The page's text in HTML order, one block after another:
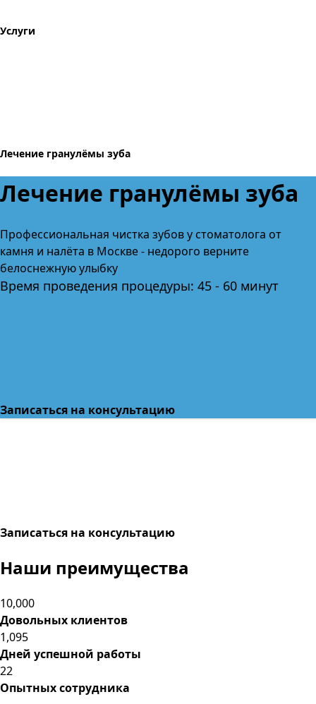
Услуги
Лечение гранулёмы зуба
Лечение гранулёмы зуба
Профессиональная чистка зубову стоматолога от
камня и налёта в Москве- недорого верните
белоснежную улыбку
Время проведения процедуры: 45 - 60 минут
Записаться на консультацию
Записаться на консультацию
Наши преимущества
10,000
Довольных клиентов
1,095
Дней успешной работы
22
Опытных сотрудника